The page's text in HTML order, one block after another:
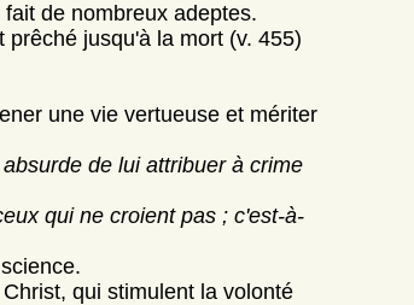
de nombreux adeptes.
jusqu'à la mort (v. 455)
une vie vertueuse et mériter
de lui attribuer à crime
qui ne croient pas ; c'est-à-
qui stimulent la volonté